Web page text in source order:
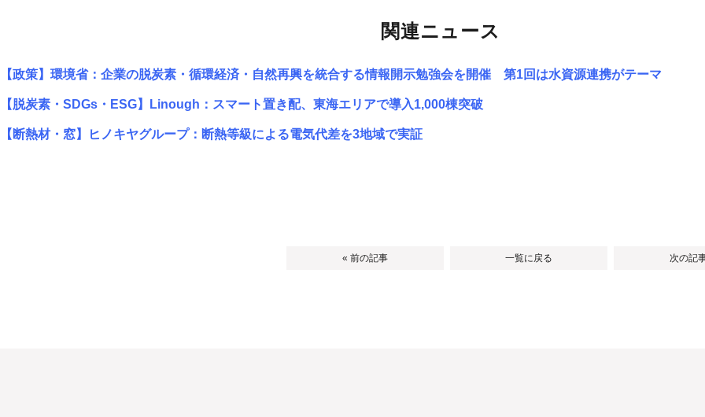
関連ニュース
【政策】環境省：企業の脱炭素・循環経済・自然再興を統合する情報開示勉強会を開催 第1回は水資源連携がテーマ
【脱炭素・SDGs・ESG】Linough：スマート置き配、東海エリアで導入1,000棟突破
【断熱材・窓】ヒノキヤグループ：断熱等級による電気代差を3地域で実証
« 前の記事 一覧に戻る 次の記